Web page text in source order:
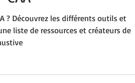
? Découvrez les différents outils et
liste de ressources et créateurs de